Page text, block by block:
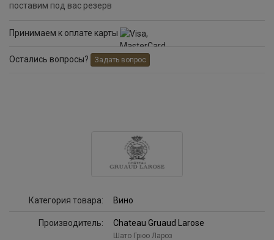
поставим под вас резерв
Принимаем к оплате карты
Остались вопросы? Задать вопрос
Категория товара: Вино
Производитель: Chateau Gruaud Larose
Шато Грюо Лароз